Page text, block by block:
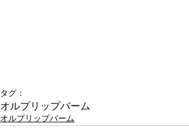
タグ：
オルプリップバーム
オルプリップバーム